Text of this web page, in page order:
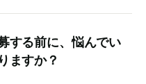
する前に、悩んでい
ますか？